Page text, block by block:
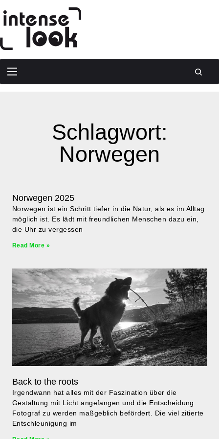
Schlagwort:
Norwegen
Norwegen 2025
Norwegen ist ein Schritt tiefer in die Natur, als es im Alltag
möglich ist. Es lädt mit freundlichen Menschen dazu ein,
die Uhr zu vergessen
Read More »
Back to the roots
Irgendwann hat alles mit der Faszination über die
Gestaltung mit Licht angefangen und die Entscheidung
Fotograf zu werden maßgeblich befördert. Die viel zitierte
Entschleunigung im